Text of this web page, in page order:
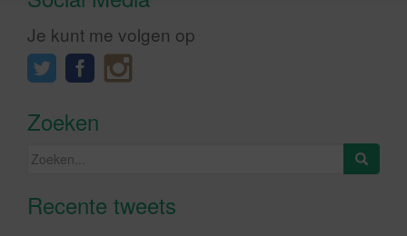
Je kunt me volgen op
Zoeken
Zoeken
Recente tweetsKlik om marketing cookies te